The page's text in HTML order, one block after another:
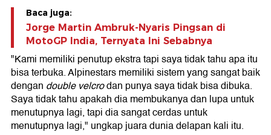
Baca juga:
Jorge Martin Ambruk-Nyaris Pingsan di
MotoGP India, Ternyata Ini Sebabnya
"Kami memiliki penutup ekstra tapi saya tidak tahu apa itu
bisa terbuka. Alpinestars memiliki sistem yang sangat baik
dengan double velcrodan punya saya tidak bisa dibuka.
Saya tidak tahu apakah dia membukanya dan lupa untuk
menutupnya lagi, tapi dia sangat cerdas untuk
menutupnya lagi," ungkap juara dunia delapan kali itu.